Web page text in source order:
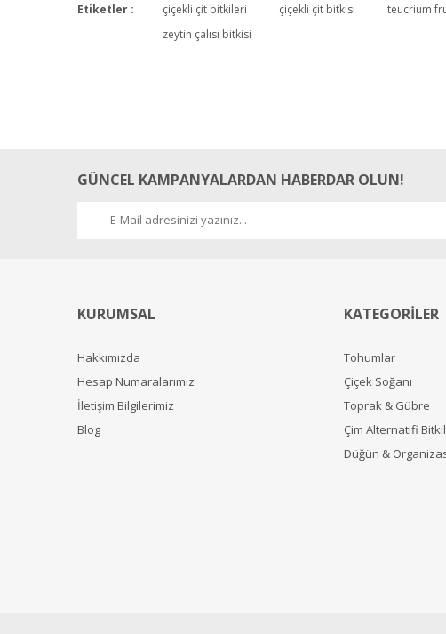
Etiketler : çiçekli çit bitkileri çiçekli çit bitkisi teucrium
zeytin çalısı bitkisi
GÜNCEL KAMPANYALARDAN HABERDAR OLUN!
KURUMSAL
Hakkımızda
Hesap Numaralarımız
İletişim Bilgilerimiz
Blog
KATEGORİLER
Tohumlar
Çiçek Soğanı
Toprak & Gübre
Çim Alternatifi
Düğün &